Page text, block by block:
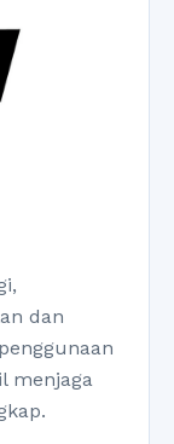
dan
menjaga